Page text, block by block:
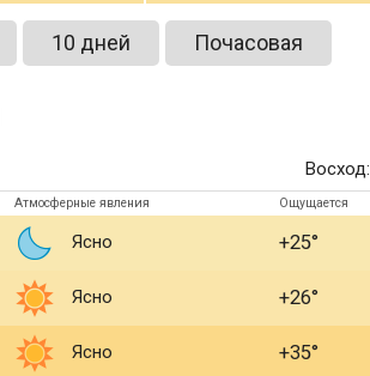
10 дней Почасовая
Восход:
Атмосферные явления Ощущается
Ясно +25
Ясно +26
Ясно +35